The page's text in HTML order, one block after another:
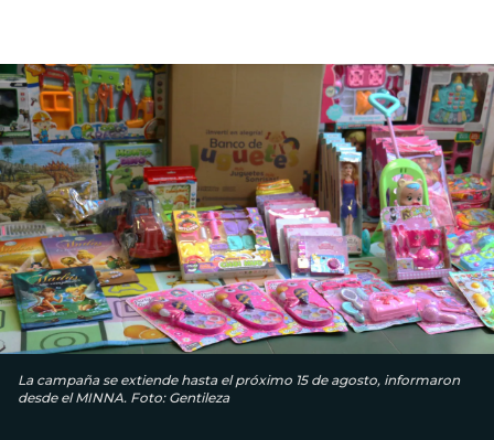
La campaña se extiende hasta el próximo 15 de agosto, informaron
desde el MINNA. Foto: Gentileza